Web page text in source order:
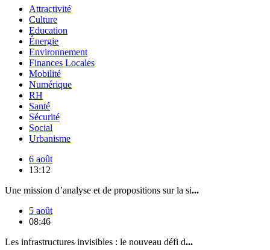
Attractivité
Culture
Education
Énergie
Environnement
Finances Locales
Mobilité
Numérique
RH
Santé
Sécurité
Social
Urbanisme
6 août
13:12
Une mission d’analyse et de propositions sur la si...
5 août
08:46
Les infrastructures invisibles : le nouveau défi d...